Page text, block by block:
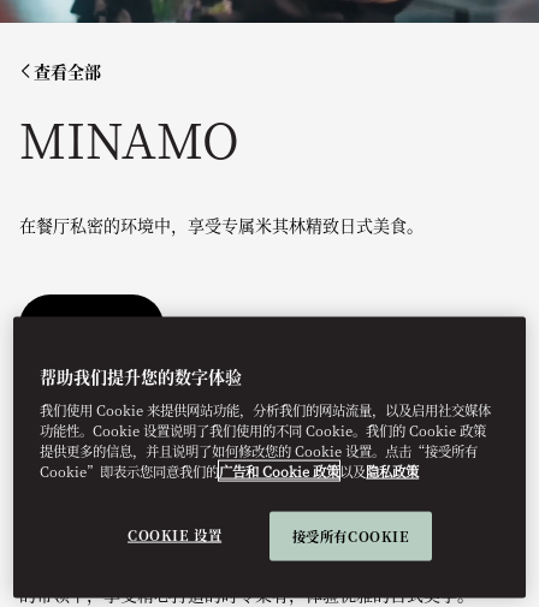
查看全部
MINAMO
在餐厅私密的环境中，享受专属米其林精致日式美食。
在这间精致奢华的餐厅内，宾客将享用米其林星级日式厨师发办美
食。在这个环境私密、氛围独特的空间内，主厨Yutaka
Kobayashi凭借其数十年经验积累的传统日本烹饪技巧，精心烹制
餐厅主理厨师发办料理，供应精致优雅的日本料理，展现主厨精湛
的烹饪技巧和丰富的美食经验。宾客可在主厨Yutaka Kobayashi
的带领下，享受精心打造的时令菜肴，体验优雅的日式美学。
帮助我们提升您的数字体验
我们使用 Cookie 来提供网站功能，分析我们的网站流量，以及启用社交媒体
功能性。Cookie 设置说明了我们使用的不同 Cookie。我们的 Cookie 政策
提供更多的信息，并且说明了如何修改您的 Cookie 设置。点击“接受所有
Cookie”即表示您同意我们的广告和 Cookie 政策以及隐私政策
COOKIE 设置 接受所有COOKIE